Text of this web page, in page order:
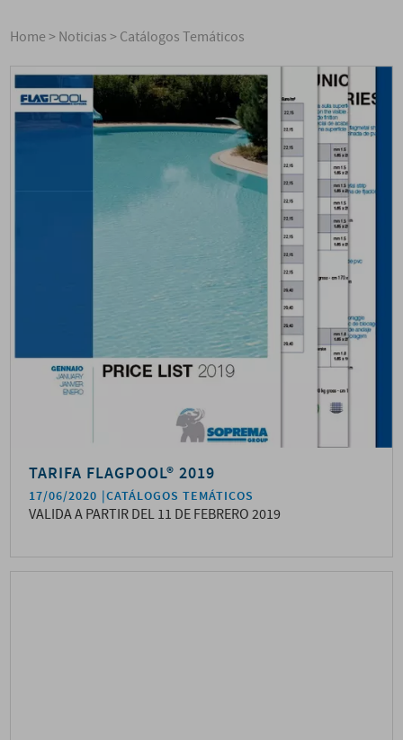
Home>Noticias>Catálogos Temáticos
TARIFA FLAGPOOL® 2019
17/06/2020 CATÁLOGOS TEMÁTICOS
VALIDA A PARTIR DEL 11 DE FEBRERO 2019